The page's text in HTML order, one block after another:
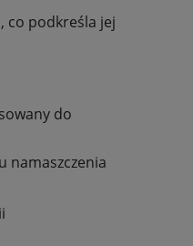
co podkreśla jej
do
namaszczenia